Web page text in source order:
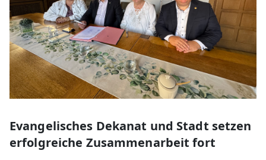
Evangelisches Dekanat und Stadt setzen
erfolgreiche Zusammenarbeit fort